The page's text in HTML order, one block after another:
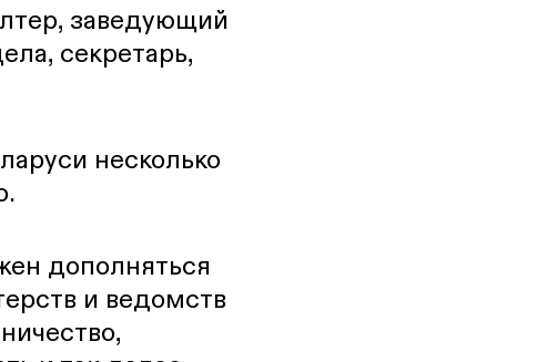
заведующий
секретарь,
несколько
дополняться
и ведомств
,